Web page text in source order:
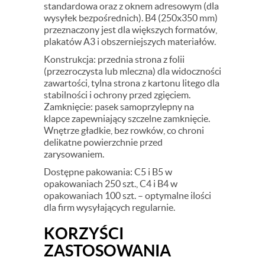
standardowa oraz z oknem adresowym (dla
wysyłek bezpośrednich). B4 (250x350 mm)
przeznaczony jest dla większych formatów,
plakatów A3 i obszerniejszych materiałów.
Konstrukcja: przednia strona z folii
(przezroczysta lub mleczna) dla widoczności
zawartości, tylna strona z kartonu litego dla
stabilności i ochrony przed zgięciem.
Zamknięcie: pasek samoprzylepny na
klapce zapewniający szczelne zamknięcie.
Wnętrze gładkie, bez rowków, co chroni
delikatne powierzchnie przed
zarysowaniem.
Dostępne pakowania: C5 i B5 w
opakowaniach 250 szt., C4 i B4 w
opakowaniach 100 szt. – optymalne ilości
dla firm wysyłających regularnie.
KORZYŚCI
ZASTOSOWANIA